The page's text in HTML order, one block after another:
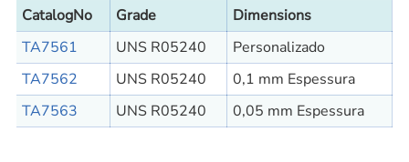
CatalogNo Grade
Dimensions
TA7561
UNS R05240
Personalizado
TA7562
UNS R05240
0,1 mm Espessura
TA7563
UNS R05240 0,05 mm Espessura